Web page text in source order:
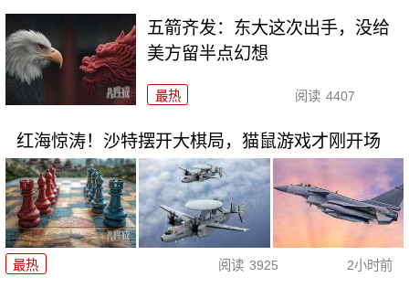
五箭齐发：东大这次出手，没给
美方留半点幻想
最热 阅读 4407
红海惊涛！沙特摆开大棋局，猫鼠游戏才刚开场
最热 阅读 3925 2小时前